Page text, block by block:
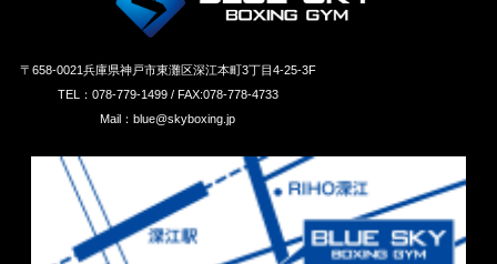
〒658‐0021兵庫県神戸市東灘区深江本町3丁目4-25-3F
TEL：078-779-1499 / FAX:078-778-4733
Mail：blue@skyboxing.jp